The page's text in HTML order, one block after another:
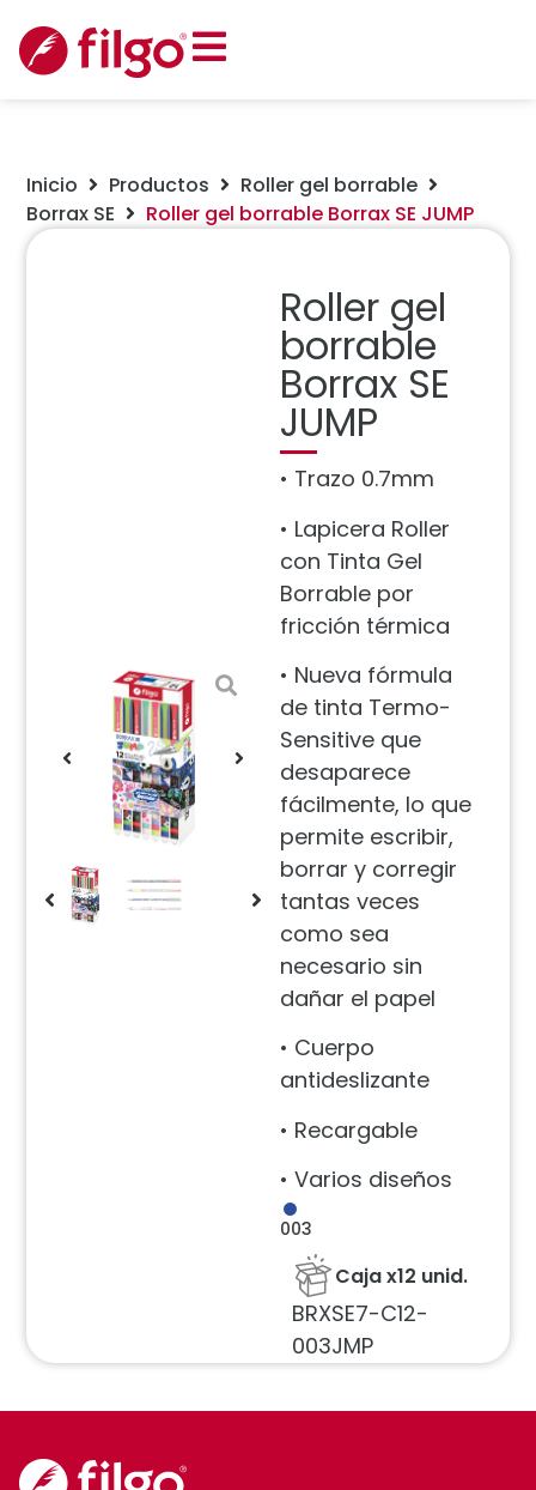
Inicio Productos
Roller gel borrable
Borrax SE
Roller gel borrable Borrax SE JUMP
Roller gel
borrable
Borrax SE
JUMP
• Trazo 0.7mm
• Lapicera Roller
con Tinta Gel
Borrable por
fricción térmica
• Nueva fórmula
de tinta Termo-
Sensitive que
desaparece
fácilmente, lo que
permite escribir,
borrar y corregir
tantas veces
como sea
necesario sin
dañar el papel
• Cuerpo
antideslizante
• Recargable
• Varios diseños
003
Caja x12 unid.
BRXSE7-C12-
003JMP